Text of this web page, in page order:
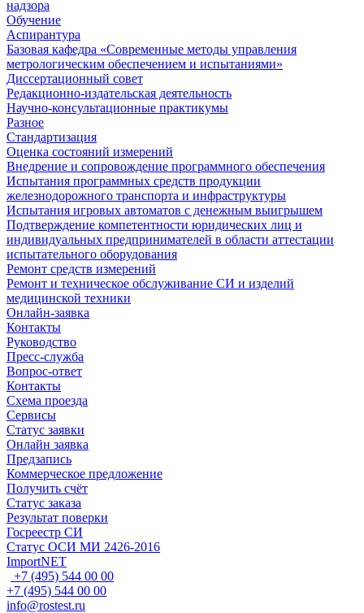
надзора
Обучение
Аспирантура
Базовая кафедра «Современные методы управления
метрологическим обеспечением и испытаниями»
Диссертационный совет
Редакционно-издательская деятельность
Научно-консультационные практикумы
Разное
Стандартизация
Оценка состояний измерений
Внедрение и сопровождение программного обеспечения
Испытания программных средств продукции
железнодорожного транспорта и инфраструктуры
Испытания игровых автоматов с денежным выигрышем
Подтверждение компетентности юридических лиц и
индивидуальных предпринимателей в области аттестации
испытательного оборудования
Ремонт средств измерений
Ремонт и техническое обслуживание СИ и изделий
медицинской техники
Онлайн-заявка
Контакты
Руководство
Пресс-служба
Вопрос-ответ
Контакты
Схема проезда
Сервисы
Статус заявки
Онлайн заявка
Предзапись
Коммерческое предложение
Получить счёт
Статус заказа
Результат поверки
Госреестр СИ
Статус ОСИ МИ 2426-2016
ImportNET
+7 (495) 544 00 00
+7 (495) 544 00 00
info@rostest.ru